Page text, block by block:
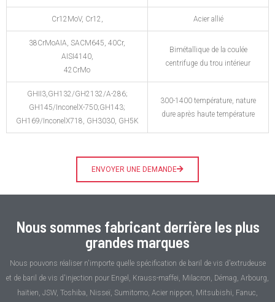
Cr12MoV, Cr12, Acier allié
38CrMoAIA, SACM645, 40Cr,
AISI4140,
42CrMo
Bimétallique de la coulée
centrifuge du trou intérieur
GHII3,GH132/GH2132/A-286;
GH145/InconelX-750;GH143;
GH169/InconelX718, GH3030, GH5K
300-1400 température, nature
dure après haute température
ENVOYER UNE DEMANDE
Nous sommes fabricant derrière les plus
grandes marques
Nous pouvons réaliser n'importe quelle spécification de baril de vis d'extrudeuse
et de baril de vis d'injection pour Engel, Krauss-maffei, Milacron, Démag, Arbourg,
haïtien, JSW, Toshiba, Nisseï, Sumitomo, Acier nippon, Mitsubishi, Fanuc,